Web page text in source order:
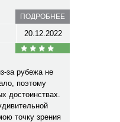
ПОДРОБНЕЕ
20.12.2022
за рубежа не
поэтому
достоинствах.
точку зрения